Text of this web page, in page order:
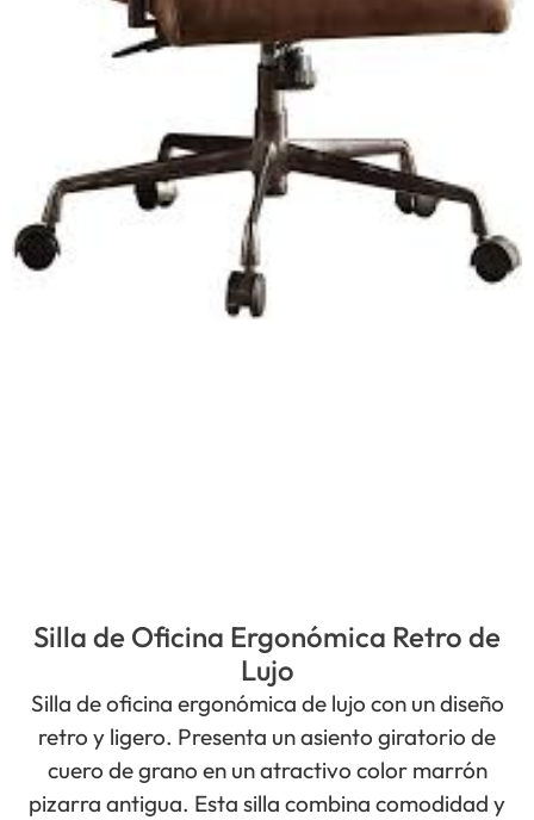
Silla de Oficina Ergonómica Retro de
Lujo
Silla de oficina ergonómica de lujo con un diseño
retro y ligero. Presenta un asiento giratorio de
cuero de grano en un atractivo color marrón
pizarra antigua. Esta silla combina comodidad y